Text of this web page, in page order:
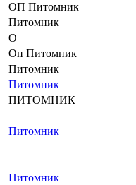
ОП Питомник
Питомник
О
Оп Питомник
Питомник
Питомник
ПИТОМНИК
Питомник
Питомник